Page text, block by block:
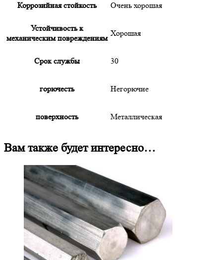
Коррозийная стойкость Очень хорошая
Устойчивость к
механическим повреждениям
Хорошая
Срок службы 30
горючесть Негорючие
поверхность Металлическая
Вам также будет интересно…